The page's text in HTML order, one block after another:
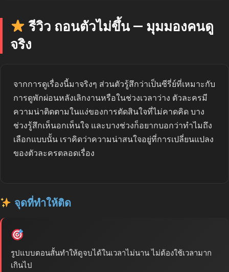
รีวิว ถอนตัวไม่ขึ้น — มุมมองคนดู
จริง
จากการดูเรื่องนี้มาจริงๆ ส่วนตัวรู้สึกว่าเป็นซีรี่ย์ที่เหมาะกับ
การดูพักผ่อนหลังเลิกงานหรือในช่วงเวลาว่าง ตัวละครมี
ความน่าติดตามในแง่ของการตัดสินใจที่ไม่คาดคิด บาง
ช่วงรู้สึกเห็นอกเห็นใจ และบางช่วงก็อยากบอกว่าทำไมถึง
เลือกแบบนั้น เราคิดว่าความน่าสนใจอยู่ที่การเปลี่ยนแปลง
ของตัวละครตลอดเรื่อง
จุดที่ทำให้ติด
รูปแบบตอนสั้นทำให้ดูจบได้ในเวลาไม่นาน ไม่ต้องใช้เวลามาก
เกินไป